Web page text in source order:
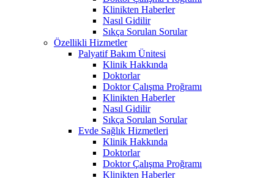
Klinikten Haberler
Nasıl Gidilir
Sıkça Sorulan Sorular
Özellikli Hizmetler
Palyatif Bakım Ünitesi
Klinik Hakkında
Doktorlar
Doktor Çalışma Proğramı
Klinikten Haberler
Nasıl Gidilir
Sıkça Sorulan Sorular
Evde Sağlık Hizmetleri
Klinik Hakkında
Doktorlar
Doktor Çalışma Proğramı
Klinikten Haberler